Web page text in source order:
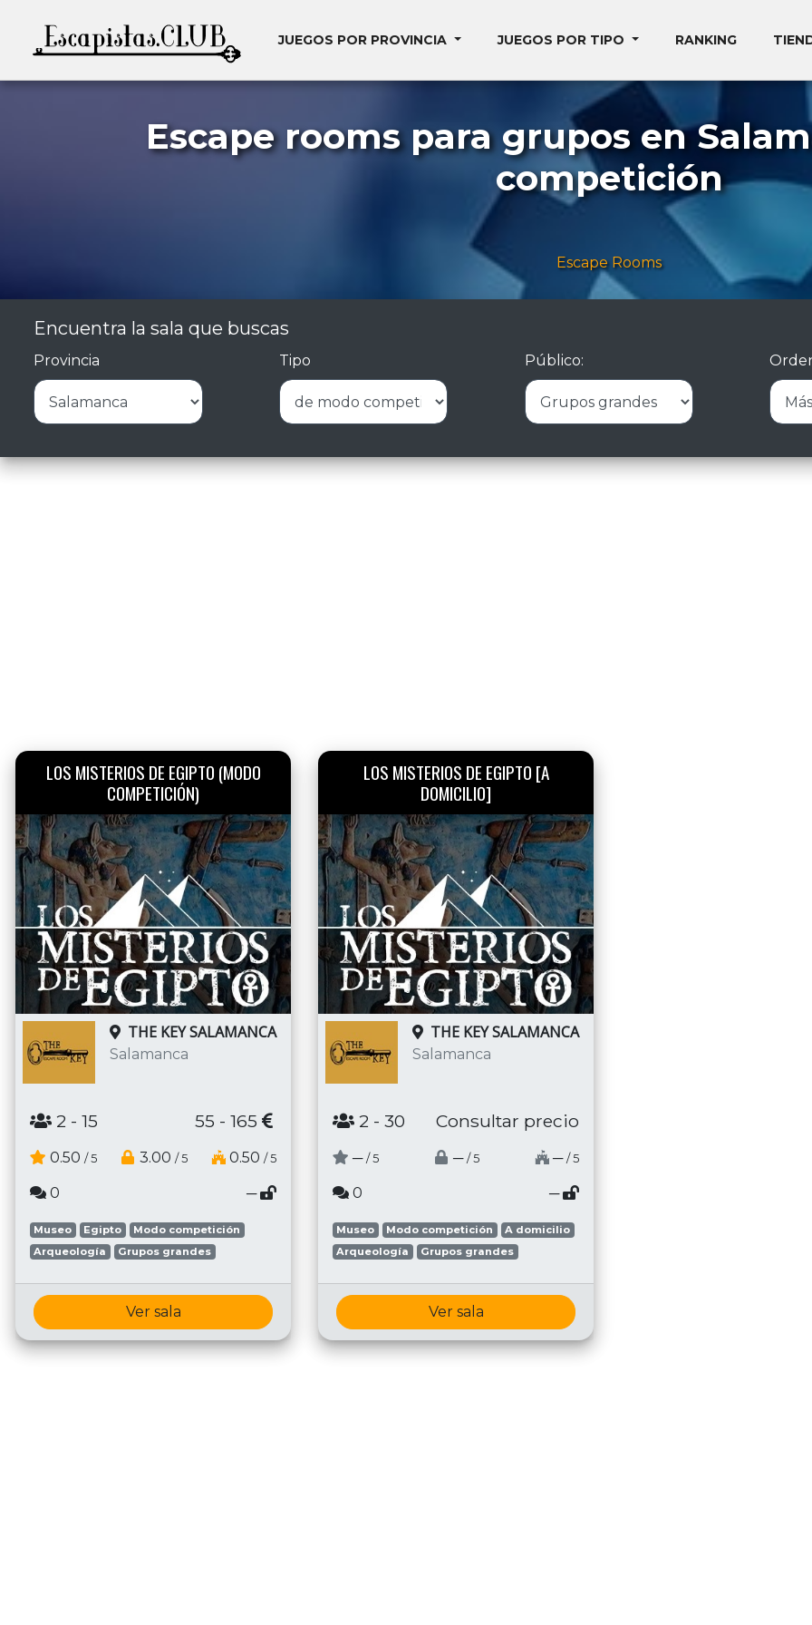
JUEGOS POR PROVINCIA JUEGOS POR TIPO RANKING
Escape rooms para grupos en
competición
Escape Rooms
Encuentra la sala que buscas
Provincia Tipo Público:
LOS MISTERIOS DE EGIPTO (MODO
COMPETICIÓN)
THE KEY SALAMANCA
Salamanca
2 - 15 55 - 165
0.50 / 5 3.00 / 5 0.50 / 5
0 ─
Museo Egipto
Modo competición
Arqueología
Grupos grandes
Ver sala
LOS MISTERIOS DE EGIPTO [A
DOMICILIO]
THE KEY SALAMANCA
Salamanca
2 - 30 Consultar precio
─ / 5 ─ / 5 ─ / 5
0 ─
Museo Modo competición
A domicilio
Arqueología
Grupos grandes
Ver sala